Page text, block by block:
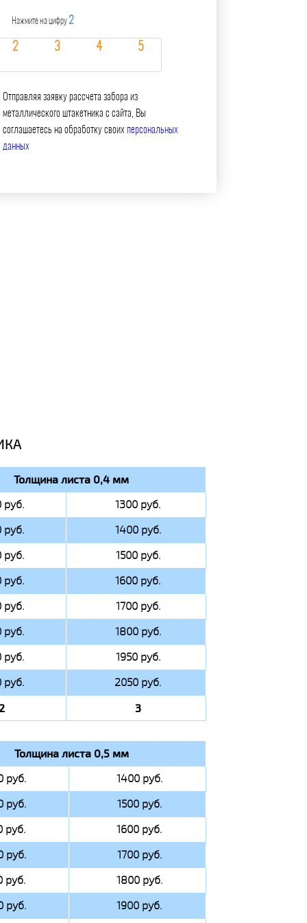
Нажмите на цифру 2
Отправляя заявку рассчета забора из
металлического штакетника с сайта, Вы
соглашаетесь на обработку своих персональных
данных
Толщина листа 0,4 мм
руб.
1300 руб.
руб.
1400 руб.
руб.
1500 руб.
руб.
1600 руб.
руб.
1700 руб.
руб.
1800 руб.
руб.
1950 руб.
руб.
2050 руб.
3
Толщина листа 0,5 мм
руб.
1400 руб.
руб.
1500 руб.
руб.
1600 руб.
руб.
1700 руб.
руб.
1800 руб.
руб.
1900 руб.